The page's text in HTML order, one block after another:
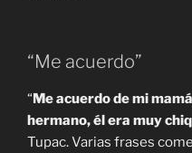
“Me acuerdo”
“Me acuerdo de mi
hermano, él era muy
Tupac. Varias frases